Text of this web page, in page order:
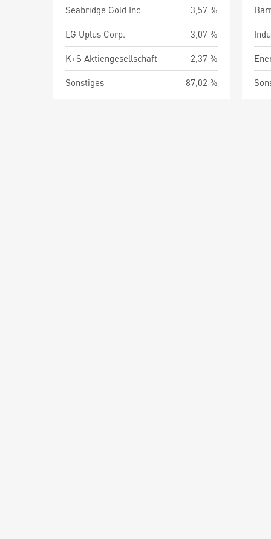
Seabridge Gold Inc
3,57 %
LG Uplus Corp.
3,07 %
K+S Aktiengesellschaft
2,37 %
Sonstiges
87,02 %